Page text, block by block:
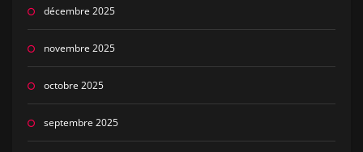
décembre 2025
novembre 2025
octobre 2025
septembre 2025